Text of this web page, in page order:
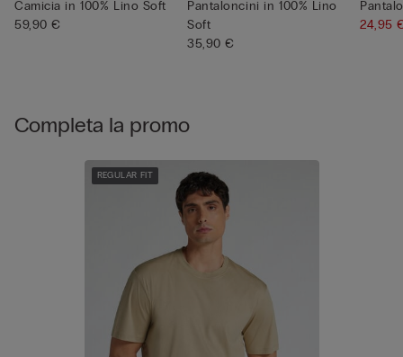
Camicia in 100% Lino Soft
59,90 €
Pantaloncini in 100% Lino
Soft
35,90 €
24,95
Completa la promo
REGULAR FIT